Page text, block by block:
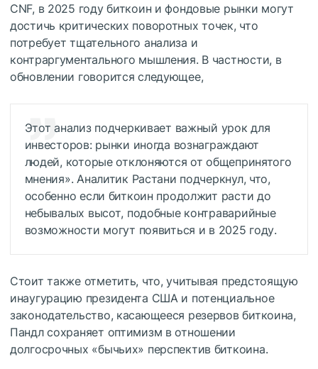
CNF, в 2025 году биткоин и фондовые рынки могут
достичь критических поворотных точек, что
потребует тщательного анализа и
контраргументального мышления. В частности, в
обновлении говорится следующее,
Этот анализ подчеркивает важный урок для
инвесторов: рынки иногда вознаграждают
людей, которые отклоняются от общепринятого
мнения». Аналитик Растани подчеркнул, что,
особенно если биткоин продолжит расти до
небывалых высот, подобные контраварийные
возможности могут появиться и в 2025 году.
Стоит также отметить, что, учитывая предстоящую
инаугурацию президента США и потенциальное
законодательство, касающееся резервов биткоина,
Пандл сохраняет оптимизм в отношении
долгосрочных «бычьих» перспектив биткоина.